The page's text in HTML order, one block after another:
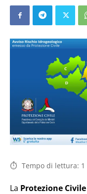
Tempo di lettura: 1
La Protezione Civile